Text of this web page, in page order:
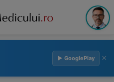
▶ GooglePlay ×